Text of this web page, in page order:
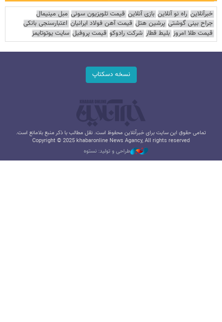
خبرآنلاین راه نو آنلاین بازی آنلاین قیمت تلویزیون سونی مبل مینیمال
جراح بینی گوشتی پرشین هتل قیمت آهن فولاد ایرانیان اعتبارسنجی بانکی
قیمت طلا امروز بلیط قطار شرکت رادوکو قیمت پروفیل سایت یوتوتایمز
نسخه دسکتاپ
تمامی حقوق این سایت برای خبرآنلاین محفوظ است. نقل مطالب با ذکر منبع بلامانع است.
Copyright © 2025 khabaronline News Agancy, All rights reserved
طراحی و تولید: نستوه